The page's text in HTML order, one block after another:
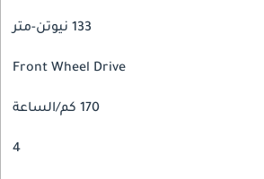
133 نيوتن-متر
Front Wheel Drive
170 كم/الساعة
4